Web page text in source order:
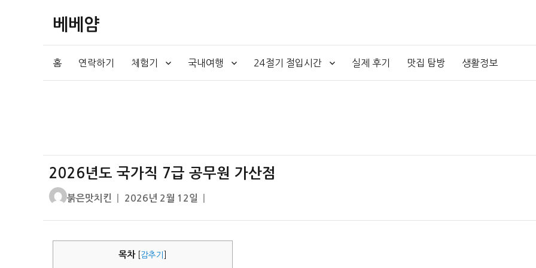
베베얌
홈 연락하기 체험기 국내여행 24절기 절입시간 실제 후기 맛집 탐방 생활정보
2026년도 국가직 7급 공무원 가산점
글
붉은맛치킨
작
자
2026년 2월 12일
목차 감추기